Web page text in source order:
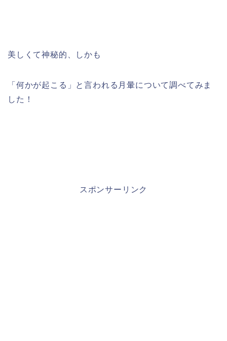
美しくて神秘的、しかも
「何かが起こる」と言われる月暈について調べてみま
した！
スポンサーリンク